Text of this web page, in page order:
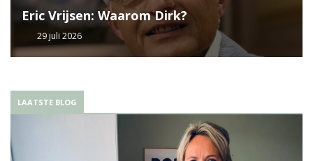
Eric Vrijsen: Waarom Dirk?
29 juli 2026
LAATSTE BLOG